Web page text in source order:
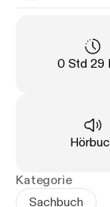
Länge :
0 Std 29
Art:
Kategorie
Sachbuch